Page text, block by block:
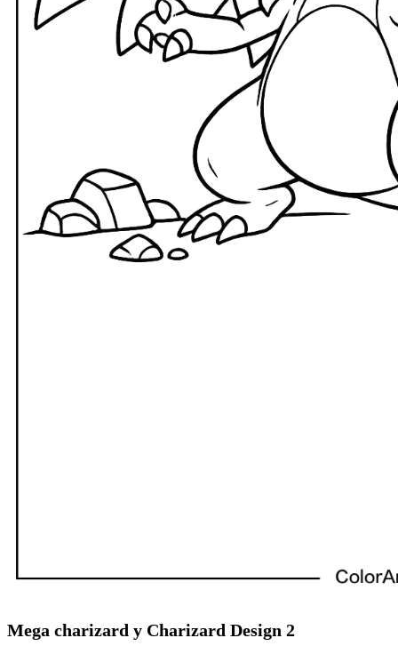
Mega charizard y Charizard Design 2